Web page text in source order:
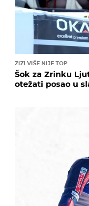
ZIZI VIŠE NIJE TOP
Šok za Zrinku
otežati posao u